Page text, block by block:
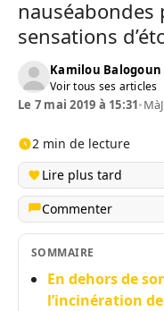
nauséabondes
sensations
Kamilou Balogoun
Voir tous ses articles
Le 7 mai 2019 à 15:31•
2 min de lecture
Lire plus tard
Commenter
SOMMAIRE
En dehors de
l’incinération